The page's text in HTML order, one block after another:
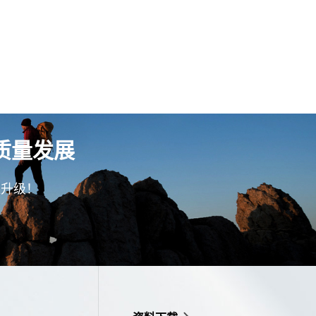
量发展
级！